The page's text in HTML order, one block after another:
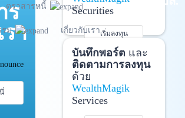
ตราสารหนี้
รม เกี่ยวกับเรา
ร
า
Securities
เริ่มลงทุน
รายละเอียดเพิ่มเติม
บันทึกพอร์ตและ
ติดตามการลงทุน
ด้วย
WealthMagik
Services